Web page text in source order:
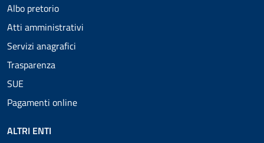
Albo pretorio
Atti amministrativi
Servizi anagrafici
Trasparenza
SUE
Pagamenti online
ALTRI ENTI